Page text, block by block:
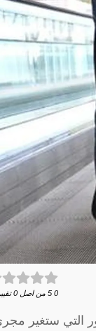
0
5 من اصل 0
التي ستغير